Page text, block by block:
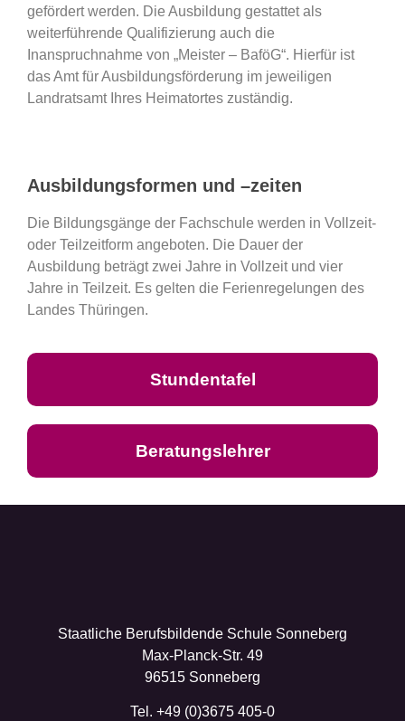
gefördert werden. Die Ausbildung gestattet als
weiterführende Qualifizierung auch die
Inanspruchnahme von „Meister – BaföG“. Hierfür ist
das Amt für Ausbildungsförderung im jeweiligen
Landratsamt Ihres Heimatortes zuständig.
Ausbildungsformen und –zeiten
Die Bildungsgänge der Fachschule werden in Vollzeit-
oder Teilzeitform angeboten. Die Dauer der
Ausbildung beträgt zwei Jahre in Vollzeit und vier
Jahre in Teilzeit. Es gelten die Ferienregelungen des
Landes Thüringen.
Stundentafel
Beratungslehrer
Staatliche Berufsbildende Schule Sonneberg
Max-Planck-Str. 49
96515 Sonneberg
Tel. +49 (0)3675 405-0